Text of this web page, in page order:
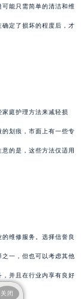
能只需简单的清洁和维
定了损坏的程度后，才
庭护理方法来减轻损
划痕，市面上有一些专
的是，这些方法仅适用
维修服务。选择信誉良
一，但也可以考虑其他
并且在行业内享有良好
关闭